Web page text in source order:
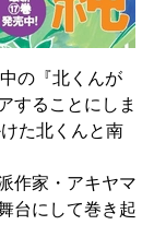
の『北くんが
することにしま
た北くんと南
作家・アキヤマ
台にして巻き起